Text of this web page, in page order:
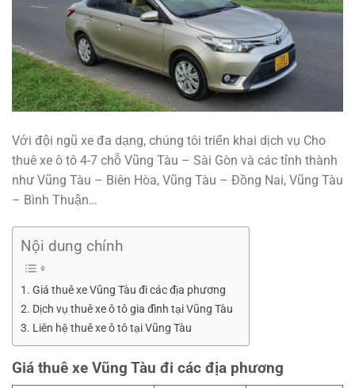
Với đội ngũ xe đa dạng, chúng tôi triển khai dịch vụ Cho
thuê xe ô tô 4-7 chỗ Vũng Tàu – Sài Gòn và các tỉnh thành
như Vũng Tàu – Biên Hòa, Vũng Tàu – Đồng Nai, Vũng Tàu
– Bình Thuận…
Nội dung chính
Giá thuê xe Vũng Tàu đi các địa phương
Dịch vụ thuê xe ô tô gia đình tại Vũng Tàu
Liên hệ thuê xe ô tô tại Vũng Tàu
Giá thuê xe Vũng Tàu đi các địa phương